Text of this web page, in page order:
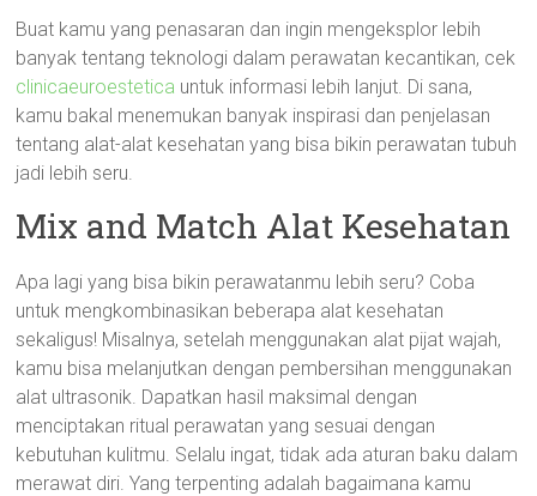
Buat kamu yang penasaran dan ingin mengeksplor lebih
banyak tentang teknologi dalam perawatan kecantikan, cek
clinicaeuroestetica untuk informasi lebih lanjut. Di sana,
kamu bakal menemukan banyak inspirasi dan penjelasan
tentang alat-alat kesehatan yang bisa bikin perawatan tubuh
jadi lebih seru.
Mix and Match Alat Kesehatan
Apa lagi yang bisa bikin perawatanmu lebih seru? Coba
untuk mengkombinasikan beberapa alat kesehatan
sekaligus! Misalnya, setelah menggunakan alat pijat wajah,
kamu bisa melanjutkan dengan pembersihan menggunakan
alat ultrasonik. Dapatkan hasil maksimal dengan
menciptakan ritual perawatan yang sesuai dengan
kebutuhan kulitmu. Selalu ingat, tidak ada aturan baku dalam
merawat diri. Yang terpenting adalah bagaimana kamu